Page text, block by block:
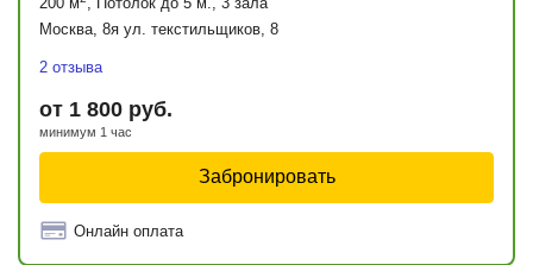
Москва, 8я ул. текстильщиков, 8
2 отзыва
от 1 800 руб.
минимум 1 час
Забронировать
Онлайн оплата